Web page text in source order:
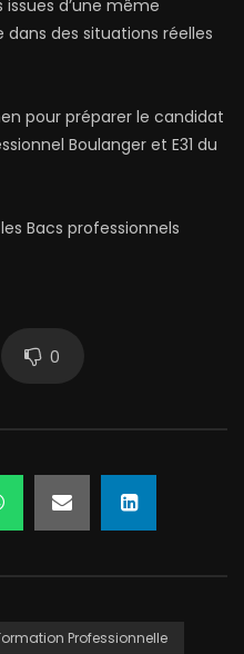
d’une même
dans des situations réelles
pour préparer le candidat
Boulanger et E31 du
Bacs professionnels
0
Professionnelle